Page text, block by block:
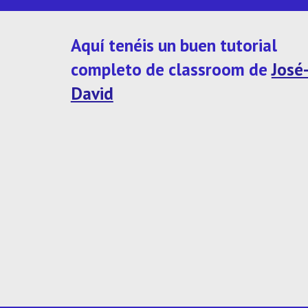
Aquí tenéis un buen tutorial
completo de classroom de José-
David